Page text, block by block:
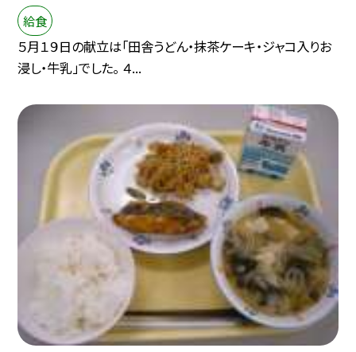
給食
５月１９日の献立は「田舎うどん・抹茶ケーキ・ジャコ入りお
浸し・牛乳」でした。 ４...